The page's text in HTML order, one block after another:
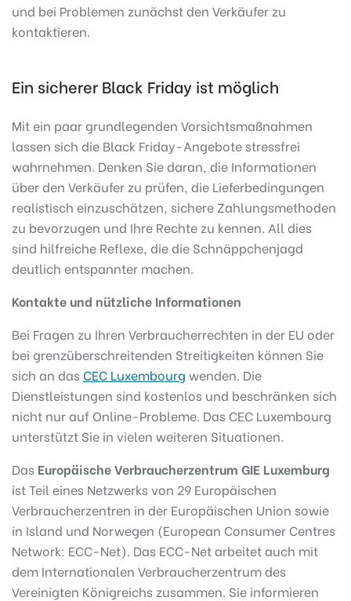
und bei Problemen zunächst den Verkäufer zu
kontaktieren.
Ein sicherer Black Friday ist möglich
Mit ein paar grundlegenden Vorsichtsmaßnahmen
lassen sich die Black Friday-Angebote stressfrei
wahrnehmen. Denken Sie daran, die Informationen
über den Verkäufer zu prüfen, die Lieferbedingungen
realistisch einzuschätzen, sichere Zahlungsmethoden
zu bevorzugen und Ihre Rechte zu kennen. All dies
sind hilfreiche Reflexe, die die Schnäppchenjagd
deutlich entspannter machen.
Kontakte und nützliche Informationen
Bei Fragen zu Ihren Verbraucherrechten in der EU oder
bei grenzüberschreitenden Streitigkeiten können Sie
sich an dasCEC Luxembourg wenden. Die
Dienstleistungen sind kostenlos und beschränken sich
nicht nur auf Online-Probleme. Das CEC Luxembourg
unterstützt Sie in vielen weiteren Situationen.
Das Europäische Verbraucherzentrum GIE Luxemburg
ist Teil eines Netzwerks von 29 Europäischen
Verbraucherzentren in der Europäischen Union sowie
in Island und Norwegen (European Consumer Centres
Network: ECC-Net). Das ECC-Net arbeitet auch mit
dem Internationalen Verbraucherzentrum des
Vereinigten Königreichs zusammen. Sie informieren